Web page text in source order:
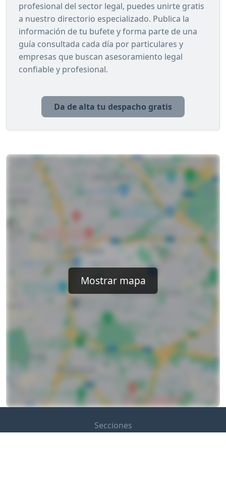
profesional del sector legal, puedes unirte gratis
a nuestro directorio especializado. Publica la
información de tu bufete y forma parte de una
guía consultada cada día por particulares y
empresas que buscan asesoramiento legal
confiable y profesional.
Da de alta tu despacho gratis
Mostrar mapa
Secciones